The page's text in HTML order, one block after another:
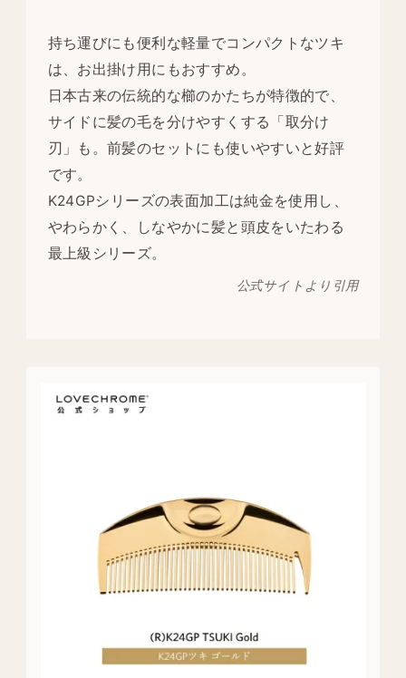
持ち運びにも便利な軽量でコンパクトなツキ
は、お出掛け用にもおすすめ。
日本古来の伝統的な櫛のかたちが特徴的で、
サイドに髪の毛を分けやすくする「取分け
刃」も。前髪のセットにも使いやすいと好評
です。
K24GPシリーズの表面加工は純金を使用し、
やわらかく、しなやかに髪と頭皮をいたわる
最上級シリーズ。
公式サイトより引用